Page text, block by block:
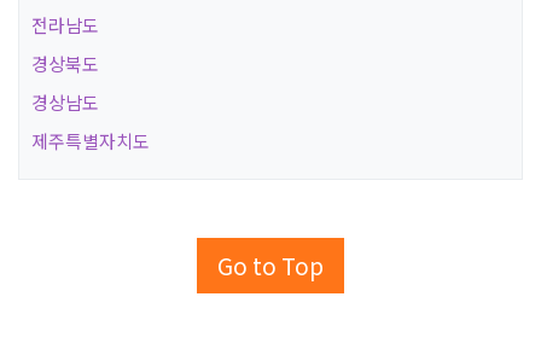
전라남도
경상북도
경상남도
제주특별자치도
Go to Top